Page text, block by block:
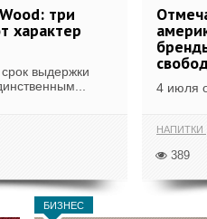
три
характер
выдержки
4 июля
НАПИТКИ
389
БИЗНЕС